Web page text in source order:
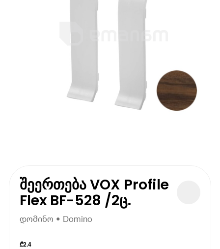
შეერთება VOX Profile
Flex BF-528 /2ც.
დომინო • Domino
₾2.4